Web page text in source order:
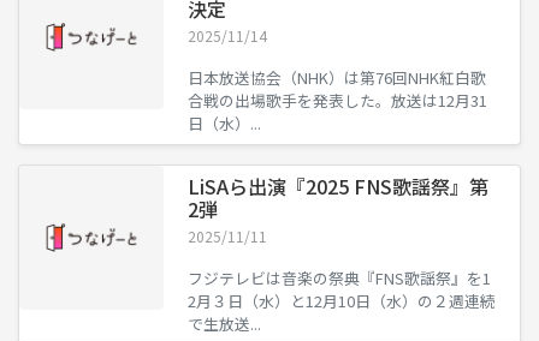
決定
2025/11/14
日本放送協会（NHK）は第76回NHK紅白歌
合戦の出場歌手を発表した。放送は12月31
日（水）...
LiSAら出演『2025 FNS歌謡祭』第
2弾
2025/11/11
フジテレビは音楽の祭典『FNS歌謡祭』を1
2月３日（水）と12月10日（水）の２週連続
で生放送...